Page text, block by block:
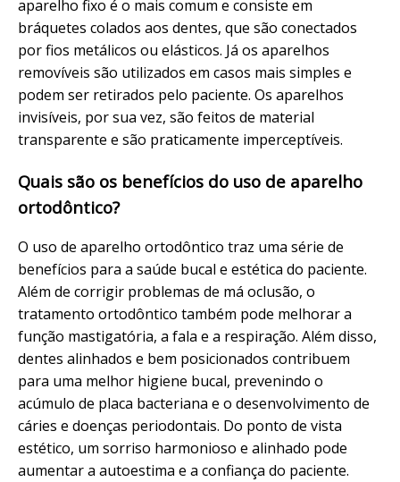
aparelho fixo é o mais comum e consiste em
bráquetes colados aos dentes, que são conectados
por fios metálicos ou elásticos. Já os aparelhos
removíveis são utilizados em casos mais simples e
podem ser retirados pelo paciente. Os aparelhos
invisíveis, por sua vez, são feitos de material
transparente e são praticamente imperceptíveis.
Quais são os benefícios do uso de aparelho
ortodôntico?
O uso de aparelho ortodôntico traz uma série de
benefícios para a saúde bucal e estética do paciente.
Além de corrigir problemas de má oclusão, o
tratamento ortodôntico também pode melhorar a
função mastigatória, a fala e a respiração. Além disso,
dentes alinhados e bem posicionados contribuem
para uma melhor higiene bucal, prevenindo o
acúmulo de placa bacteriana e o desenvolvimento de
cáries e doenças periodontais. Do ponto de vista
estético, um sorriso harmonioso e alinhado pode
aumentar a autoestima e a confiança do paciente.